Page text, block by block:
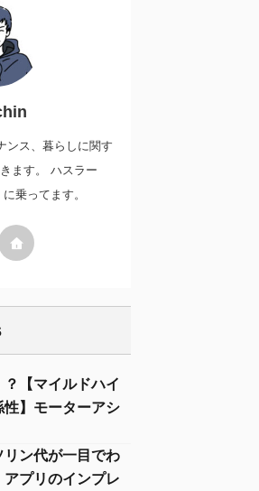
ンス、暮らしに関す
ます。 ハスラー
乗ってます。
【マイルドハイ
】モーターアシ
ン代が一目でわ
プリのインプレ